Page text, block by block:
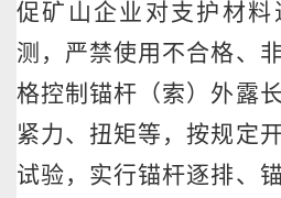
促矿山企业对支护材
测，严禁使用不合格、
格控制锚杆（索）外露
紧力、扭矩等，按规定
试验，实行锚杆逐排、